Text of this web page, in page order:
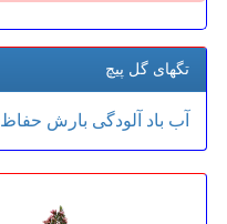
تگهای گل پیچ
آب باد آلودگی بارش حفاظ